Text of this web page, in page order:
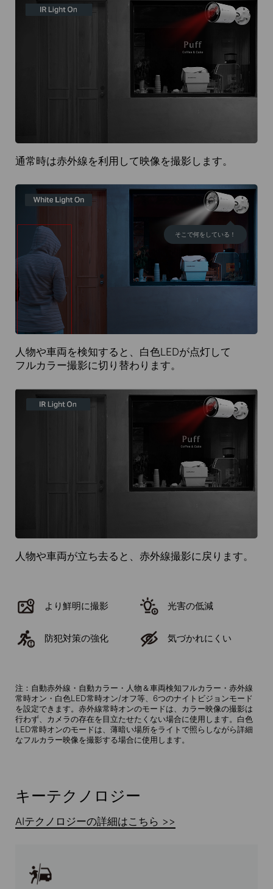
通常時は赤外線を利用して映像を撮影します。
人物や車両を検知すると、白色LEDが点灯して
フルカラー撮影に切り替わります。
そこで何をしている！
人物や車両が立ち去ると、赤外線撮影に戻ります。
より鮮明に撮影 光害の低減
防犯対策の強化 気づかれにくい
注：自動赤外線・自動カラー・人物＆車両検知フルカラー・赤外線
常時オン・白色LED常時オン/オフ等、6つのナイトビジョンモード
を設定できます。赤外線常時オンのモードは、カラー映像の撮影は
行わず、カメラの存在を目立たせたくない場合に使用します。白色
LED常時オンのモードは、薄暗い場所をライトで照らしながら詳細
なフルカラー映像を撮影する場合に使用します。
キーテクノロジー
AIテクノロジーの詳細はこちら >>